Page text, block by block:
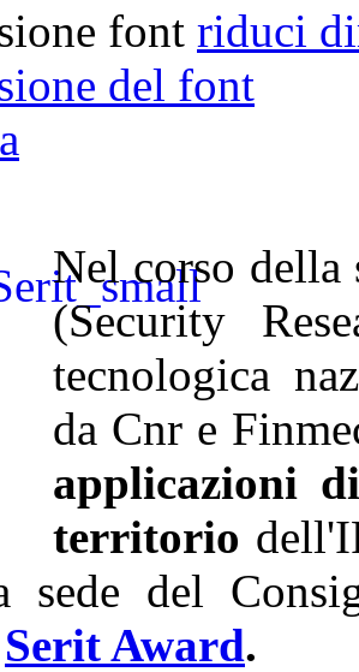
font riduci
del font
Nel corso della
(Security
tecnologica
da Cnr e
applicazioni
territorio
sede del
Serit Award.